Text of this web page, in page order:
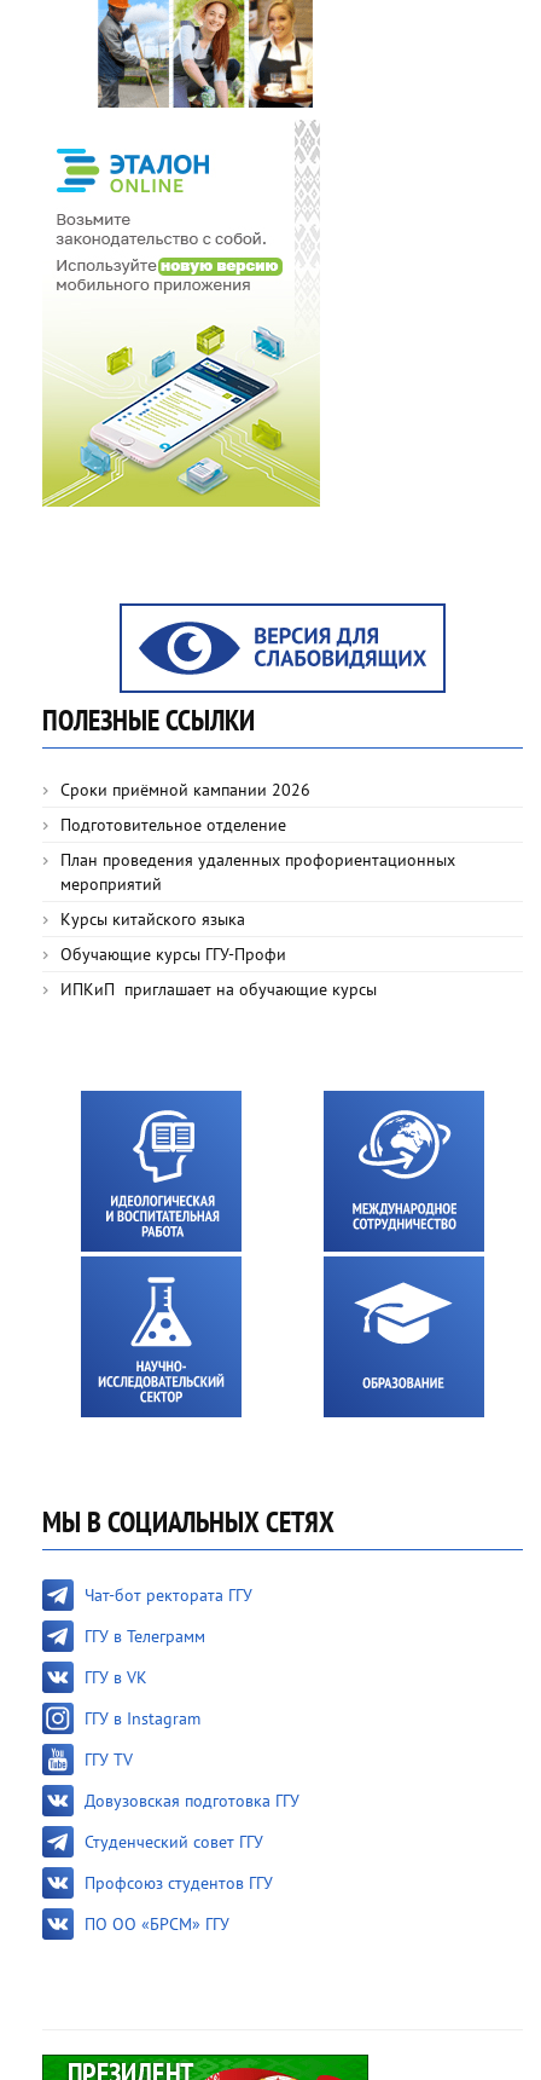
ПОЛЕЗНЫЕ ССЫЛКИ
Сроки приёмной кампании 2026
Подготовительное отделение
План проведения удаленных профориентационных
мероприятий
Курсы китайского языка
Обучающие курсы ГГУ-Профи
ИПКиП приглашает на обучающие курсы
МЫ В СОЦИАЛЬНЫХ СЕТЯХ
Чат-бот ректората ГГУ
ГГУ в Телеграмм
ГГУ в VK
ГГУ в Instagram
ГГУ TV
Довузовская подготовка ГГУ
Студенческий совет ГГУ
Профсоюз студентов ГГУ
ПО ОО «БРСМ» ГГУ